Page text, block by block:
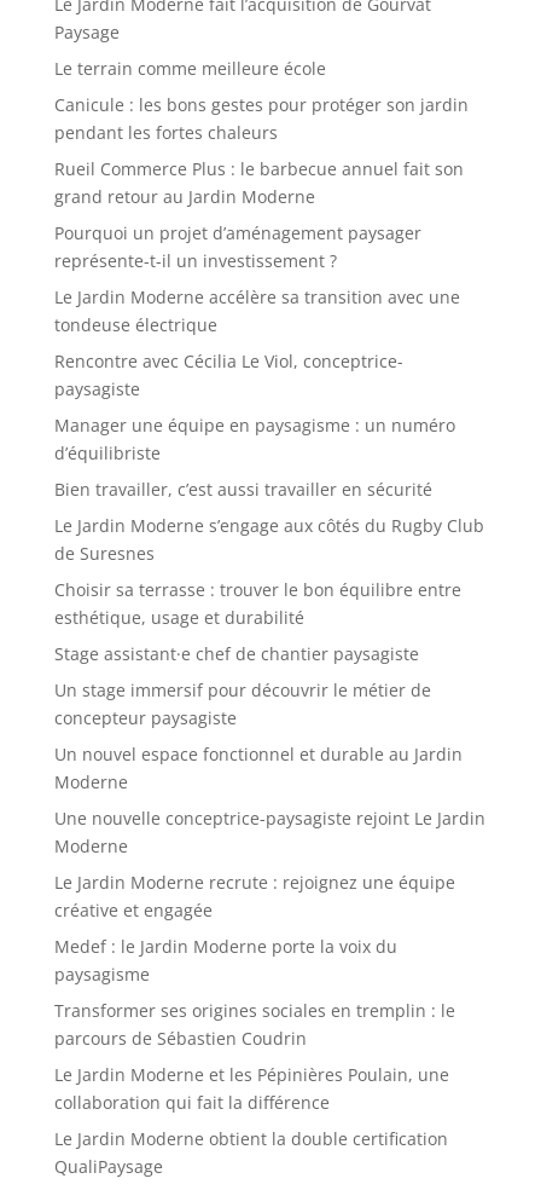
Le Jardin Moderne fait l’acquisition de Gourvat
Paysage
Le terrain comme meilleure école
Canicule : les bons gestes pour protéger son jardin
pendant les fortes chaleurs
Rueil Commerce Plus : le barbecue annuel fait son
grand retour au Jardin Moderne
Pourquoi un projet d’aménagement paysager
représente-t-il un investissement ?
Le Jardin Moderne accélère sa transition avec une
tondeuse électrique
Rencontre avec Cécilia Le Viol, conceptrice-
paysagiste
Manager une équipe en paysagisme : un numéro
d’équilibriste
Bien travailler, c’est aussi travailler en sécurité
Le Jardin Moderne s’engage aux côtés du Rugby Club
de Suresnes
Choisir sa terrasse : trouver le bon équilibre entre
esthétique, usage et durabilité
Stage assistant·e chef de chantier paysagiste
Un stage immersif pour découvrir le métier de
concepteur paysagiste
Un nouvel espace fonctionnel et durable au Jardin
Moderne
Une nouvelle conceptrice-paysagiste rejoint Le Jardin
Moderne
Le Jardin Moderne recrute : rejoignez une équipe
créative et engagée
Medef : le Jardin Moderne porte la voix du
paysagisme
Transformer ses origines sociales en tremplin : le
parcours de Sébastien Coudrin
Le Jardin Moderne et les Pépinières Poulain, une
collaboration qui fait la différence
Le Jardin Moderne obtient la double certification
QualiPaysage